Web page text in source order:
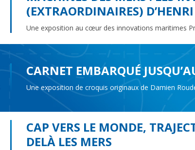
(EXTRAORDINAIRES)
Une exposition au cœur des innovations maritimes
CARNET EMBARQUÉ
Une exposition de croquis originaux de Damien
CAP VERS LE MONDE,
DELÀ LES MERS